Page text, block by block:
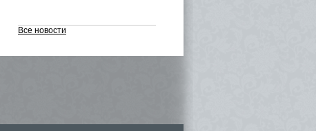
Все новости